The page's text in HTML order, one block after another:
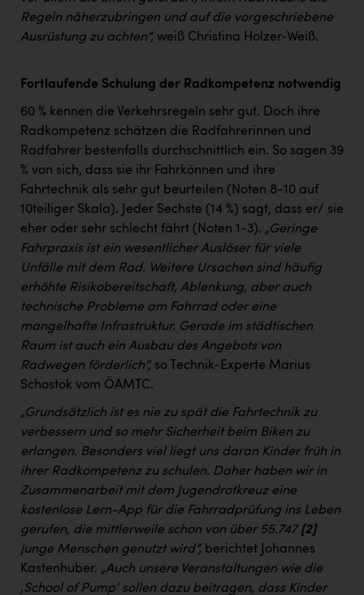
Regeln näherzubringen und auf die vorgeschriebene
Ausrüstung zu achten“, weiß Christina Holzer-Weiß.
Fortlaufende Schulung der Radkompetenz notwendig
60 % kennen die Verkehrsregeln sehr gut. Doch ihre
Radkompetenz schätzen die Radfahrerinnen und
Radfahrer bestenfalls durchschnittlich ein. So sagen 39
% von sich, dass sie ihr Fahrkönnen und ihre
Fahrtechnik als sehr gut beurteilen (Noten 8-10 auf
10teiliger Skala). Jeder Sechste (14 %) sagt, dass er/ sie
eher oder sehr schlecht fährt (Noten 1-3). „Geringe
Fahrpraxis ist ein wesentlicher Auslöser für viele
Unfälle mit dem Rad. Weitere Ursachen sind häufig
erhöhte Risikobereitschaft, Ablenkung, aber auch
technische Probleme am Fahrrad oder eine
mangelhafte Infrastruktur. Gerade im städtischen
Raum ist auch ein Ausbau des Angebots von
Radwegen förderlich“, so Technik-Experte Marius
Schostok vom ÖAMTC.
„Grundsätzlich ist es nie zu spät die Fahrtechnik zu
verbessern und so mehr Sicherheit beim Biken zu
erlangen. Besonders viel liegt uns daran Kinder früh in
ihrer Radkompetenz zu schulen. Daher haben wir in
Zusammenarbeit mit dem Jugendrotkreuz eine
kostenlose Lern-App für die Fahrradprüfung ins Leben
gerufen, die mittlerweile schon von über 55.747[2]
junge Menschen genutzt wird“, berichtet Johannes
Kastenhuber. „Auch unsere Veranstaltungen wie die
‚School of Pump‘ sollen dazu beitragen, dass Kinder